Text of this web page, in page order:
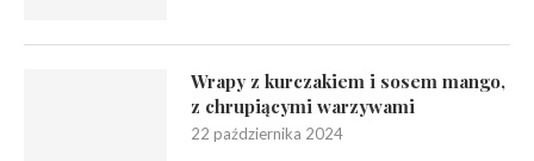
Wrapy z kurczakiem i sosem mango,
z chrupiącymi warzywami
22 października 2024